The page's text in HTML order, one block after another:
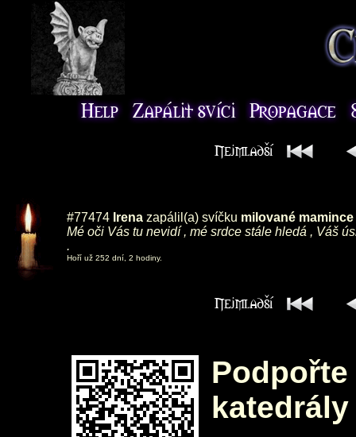
#77474 Irena zapálil(a) svíčku milované
Mé oči Vás tu nevidí , mé srdce stále hledá , Váš
.
Hoří už 252 dní, 2 hodiny.
katedrály